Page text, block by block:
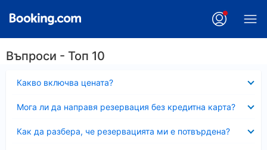
Въпроси - Топ 10
Какво включва цената?
Мога ли да направя резервация без кредитна карта?
Как да разбера, че резервацията ми е потвърдена?